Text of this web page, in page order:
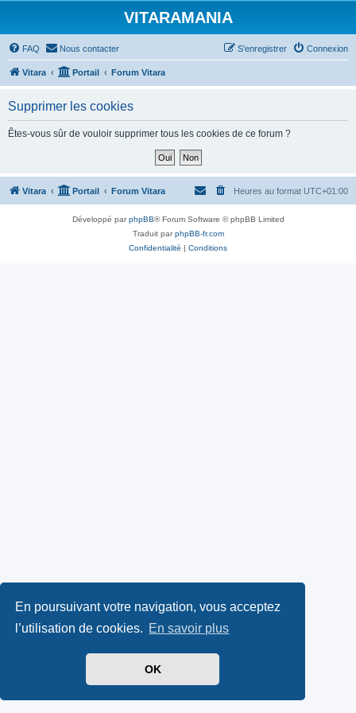
En poursuivant votre navigation, vous acceptez
l’utilisation de cookies. En savoir plus
OK
VITARAMANIA
FAQ Nous contacter Connexion
S’enregistrer
Vitara Portail Forum Vitara
Supprimer les cookies
Êtes-vous sûr de vouloir supprimer tous les cookies de ce forum ?
Vitara Portail Forum Vitara Heures au format UTC+01:00
Développé parphpBB® Forum Software © phpBB Limited
Traduit parphpBB-fr.com
Confidentialité | Conditions